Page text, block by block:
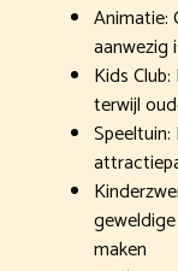
Animatie:
aanwezig
Kids
terwijl
maken